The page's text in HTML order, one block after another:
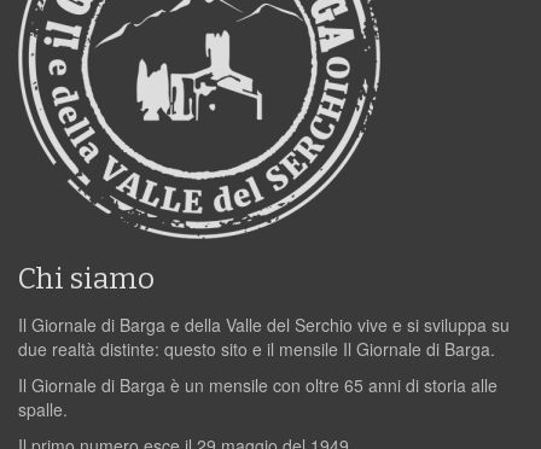
Chi siamo
Il Giornale di Barga e della Valle del Serchio vive e si sviluppa su
due realtà distinte: questo sito e il mensile Il Giornale di Barga.
Il Giornale di Barga è un mensile con oltre 65 anni di storia alle
spalle.